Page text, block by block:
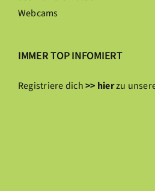
Webcams
IMMER TOP INFOMIERT
Registriere dich>> hierzu